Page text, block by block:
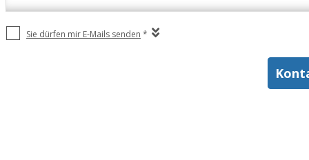
Sie dürfen mir E-Mails senden *